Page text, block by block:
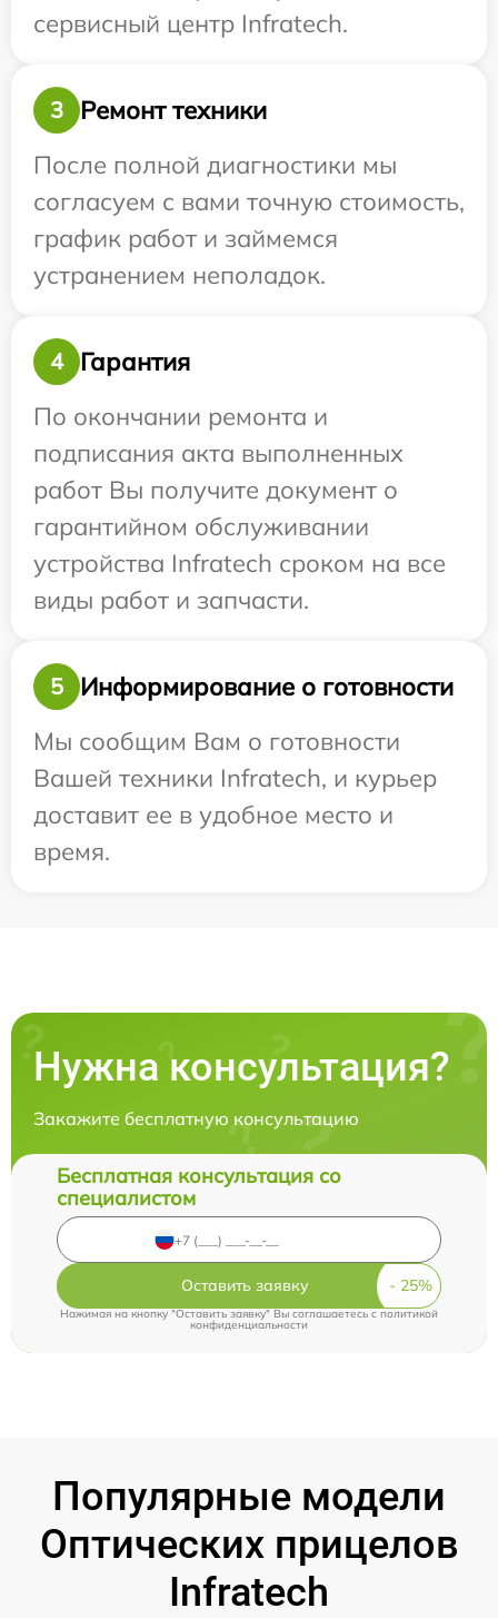
сервисный центр Infratech.
3
Ремонт техники
После полной диагностики мы
согласуем с вами точную стоимость,
график работ и займемся
устранением неполадок.
4
Гарантия
По окончании ремонта и
подписания акта выполненных
работ Вы получите документ о
гарантийном обслуживании
устройства Infratech сроком на все
виды работ и запчасти.
5
Информирование о готовности
Мы сообщим Вам о готовности
Вашей техники Infratech, и курьер
доставит ее в удобное место и
время.
Нужна консультация?
Закажите бесплатную консультацию
Бесплатная консультация со
специалистом
Оставить заявку
Нажимая на кнопку "Оставить заявку" Вы соглашаетесь cполитикой
конфиденциальности
Популярные модели
Оптических прицелов
Infratech